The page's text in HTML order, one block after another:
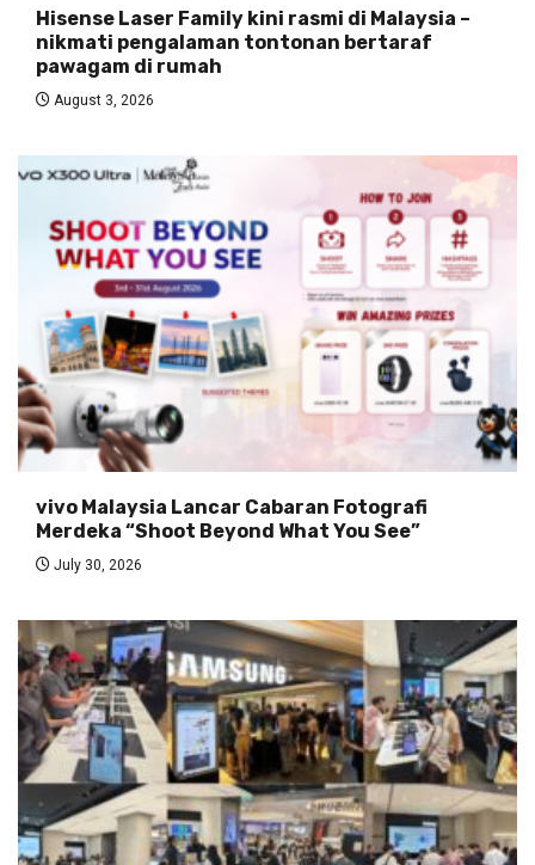
Hisense Laser Family kini rasmi di Malaysia –
nikmati pengalaman tontonan bertaraf
pawagam di rumah
August 3, 2026
vivo Malaysia Lancar Cabaran Fotografi
Merdeka “Shoot Beyond What You See”
July 30, 2026